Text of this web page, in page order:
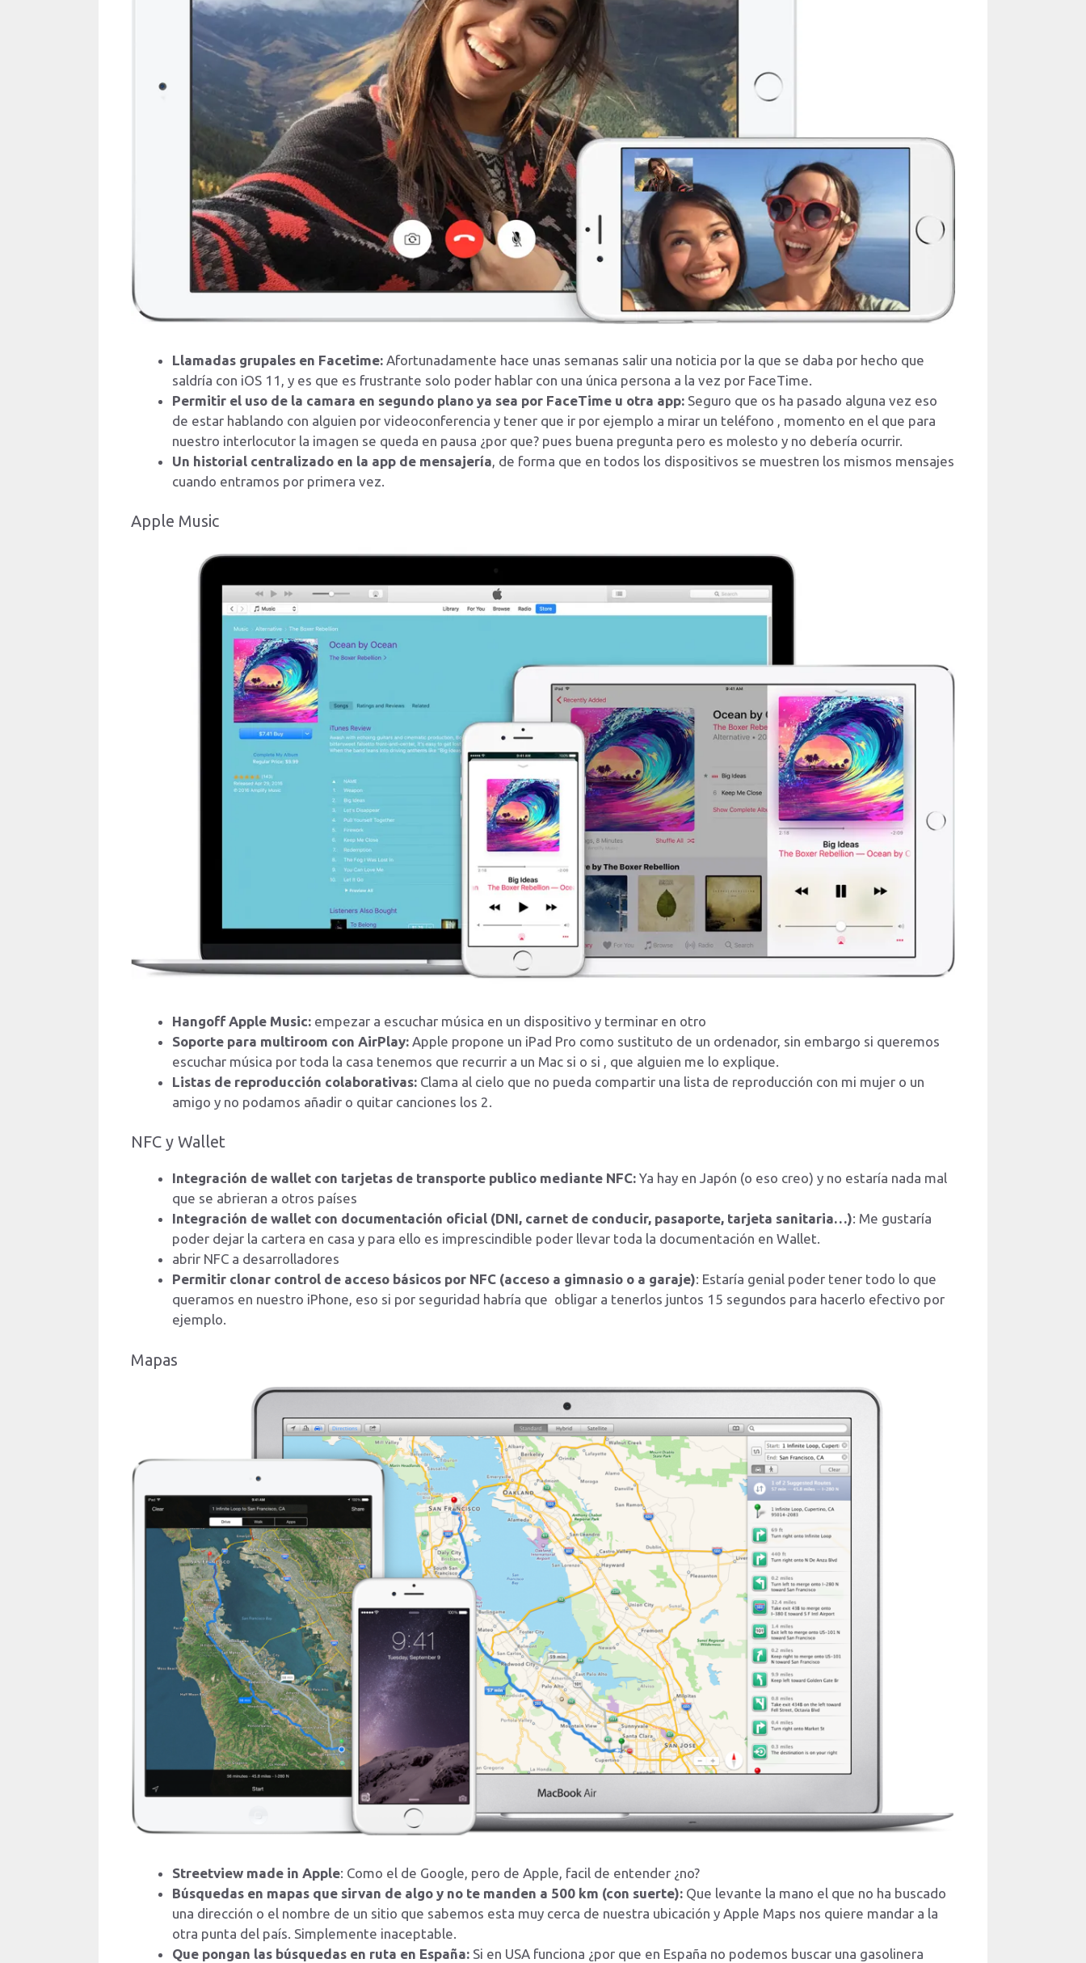
Llamadas grupales en Facetime: Afortunadamente hace unas semanas salir una noticia por la que se daba por hecho que
saldría con iOS 11, y es que es frustrante solo poder hablar con una única persona a la vez por FaceTime.
Permitir el uso de la camara en segundo plano ya sea por FaceTime u otra app: Seguro que os ha pasado alguna vez eso
de estar hablando con alguien por videoconferencia y tener que ir por ejemplo a mirar un teléfono , momento en el que para
nuestro interlocutor la imagen se queda en pausa ¿por que? pues buena pregunta pero es molesto y no debería ocurrir.
Un historial centralizado en la app de mensajería , de forma que en todos los dispositivos se muestren los mismos mensajes
cuando entramos por primera vez.
Apple Music
Hangoff Apple Music: empezar a escuchar música en un dispositivo y terminar en otro
Soporte para multiroom con AirPlay: Apple propone un iPad Pro como sustituto de un ordenador, sin embargo si queremos
escuchar música por toda la casa tenemos que recurrir a un Mac si o si , que alguien me lo explique.
Listas de reproducción colaborativas: Clama al cielo que no pueda compartir una lista de reproducción con mi mujer o un
amigo y no podamos añadir o quitar canciones los 2.
NFC y Wallet
Integración de wallet con tarjetas de transporte publico mediante NFC: Ya hay en Japón (o eso creo) y no estaría nada mal
que se abrieran a otros países
Integración de wallet con documentación oficial (DNI, carnet de conducir, pasaporte, tarjeta sanitaria…): Me gustaría
poder dejar la cartera en casa y para ello es imprescindible poder llevar toda la documentación en Wallet.
abrir NFC a desarrolladores
Permitir clonar control de acceso básicos por NFC (acceso a gimnasio o a garaje): Estaría genial poder tener todo lo que
queramos en nuestro iPhone, eso si por seguridad habría que obligar a tenerlos juntos 15 segundos para hacerlo efectivo por
ejemplo.
Mapas
Streetview made in Apple: Como el de Google, pero de Apple, facil de entender ¿no?
Búsquedas en mapas que sirvan de algo y no te manden a 500 km (con suerte): Que levante la mano el que no ha buscado
una dirección o el nombre de un sitio que sabemos esta muy cerca de nuestra ubicación y Apple Maps nos quiere mandar a la
otra punta del país. Simplemente inaceptable.
Que pongan las búsquedas en ruta en España: Si en USA funciona ¿por que en España no podemos buscar una gasolinera